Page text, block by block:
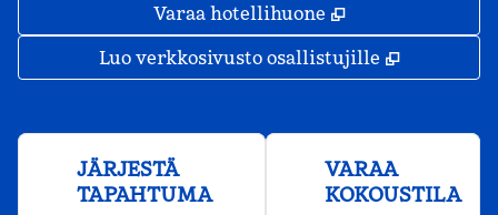
Varaa hotellihuone ,
Luo verkkosivusto osallistujille ,
JÄRJESTÄ
TAPAHTUMA
VARAA
KOKOUSTILA